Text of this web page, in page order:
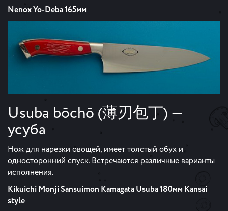
Nenox Yo-Deba 165мм
Usuba bōchō (薄刃包丁) —
усуба
Нож для нарезки овощей, имеет толстый обух и
односторонний спуск. Встречаются различные варианты
исполнения.
Kikuichi Monji Sansuimon Kamagata Usuba 180мм Kansai
style